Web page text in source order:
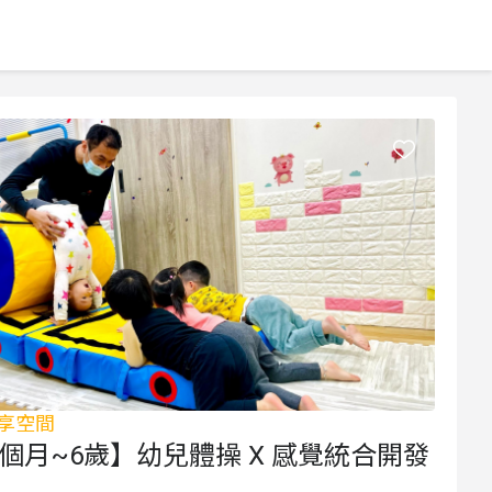
空間
個月~6歲】幼兒體操 X 感覺統合開發